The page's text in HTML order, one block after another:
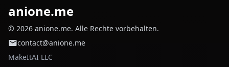
anione.me
© 2026 anione.me. Alle Rechte vorbehalten.
contact@anione.me
MakeItAI LLC